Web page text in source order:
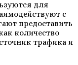
для
с
предоставить
количество
трафика и